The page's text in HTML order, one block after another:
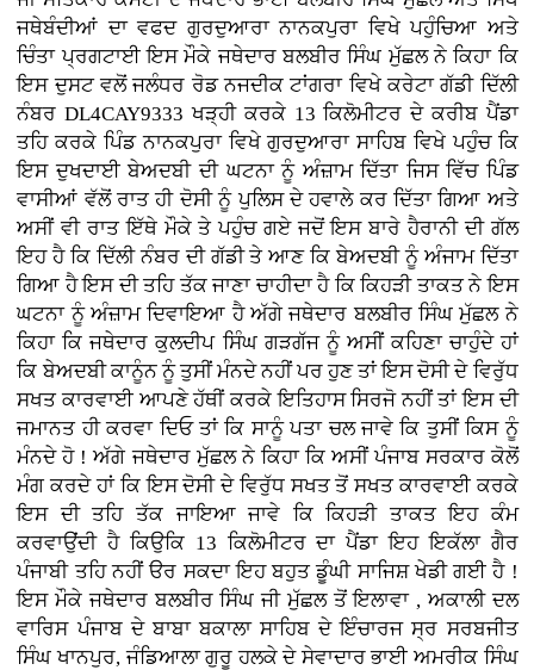
ਜਥੇਬੰਦੀਆਂ ਦਾ ਵਫਦ ਗੁਰਦੁਆਰਾ ਨਾਨਕਪੁਰਾ ਵਿਖੇ ਪਹੁੰਚਿਆ ਅਤੇ
ਚਿੰਤਾ ਪ੍ਰਗਟਾਈ ਇਸ ਮੌਕੇ ਜਥੇਦਾਰ ਬਲਬੀਰ ਸਿੰਘ ਮੁੱਛਲ ਨੇ ਕਿਹਾ ਕਿ
ਇਸ ਦੁਸਟ ਵਲੋਂ ਜਲੰਧਰ ਰੋਡ ਨਜਦੀਕ ਟਾਂਗਰਾ ਵਿਖੇ ਕਰੇਟਾ ਗੱਡੀ ਦਿੱਲੀ
ਨੰਬਰ DL4CAY9333 ਖੜ੍ਹੀ ਕਰਕੇ 13 ਕਿਲੋਮੀਟਰ ਦੇ ਕਰੀਬ ਪੈਂਡਾ
ਤਹਿ ਕਰਕੇ ਪਿੰਡ ਨਾਨਕਪੁਰਾ ਵਿਖੇ ਗੁਰਦੁਆਰਾ ਸਾਹਿਬ ਵਿਖੇ ਪਹੁੰਚ ਕਿ
ਇਸ ਦੁਖਦਾਈ ਬੇਅਦਬੀ ਦੀ ਘਟਨਾ ਨੂੰ ਅੰਜ਼ਾਮ ਦਿੱਤਾ ਜਿਸ ਵਿੱਚ ਪਿੰਡ
ਵਾਸੀਆਂ ਵੱਲੋਂ ਰਾਤ ਹੀ ਦੋਸੀ ਨੂੰ ਪੁਲਿਸ ਦੇ ਹਵਾਲੇ ਕਰ ਦਿੱਤਾ ਗਿਆ ਅਤੇ
ਅਸੀਂ ਵੀ ਰਾਤ ਇੱਥੇ ਮੌਕੇ ਤੇ ਪਹੁੰਚ ਗਏ ਜਦੋਂ ਇਸ ਬਾਰੇ ਹੈਰਾਨੀ ਦੀ ਗੱਲ
ਇਹ ਹੈ ਕਿ ਦਿੱਲੀ ਨੰਬਰ ਦੀ ਗੱਡੀ ਤੇ ਆਣ ਕਿ ਬੇਅਦਬੀ ਨੂੰ ਅੰਜਾਮ ਦਿੱਤਾ
ਗਿਆ ਹੈ ਇਸ ਦੀ ਤਹਿ ਤੱਕ ਜਾਣਾ ਚਾਹੀਦਾ ਹੈ ਕਿ ਕਿਹੜੀ ਤਾਕਤ ਨੇ ਇਸ
ਘਟਨਾ ਨੂੰ ਅੰਜ਼ਾਮ ਦਿਵਾਇਆ ਹੈ ਅੱਗੇ ਜਥੇਦਾਰ ਬਲਬੀਰ ਸਿੰਘ ਮੁੱਛਲ ਨੇ
ਕਿਹਾ ਕਿ ਜਥੇਦਾਰ ਕੁਲਦੀਪ ਸਿੰਘ ਗੜਗੱਜ ਨੂੰ ਅਸੀਂ ਕਹਿਣਾ ਚਾਹੁੰਦੇ ਹਾਂ
ਕਿ ਬੇਅਦਬੀ ਕਾਨੂੰਨ ਨੂੰ ਤੁਸੀਂ ਮੰਨਦੇ ਨਹੀਂ ਪਰ ਹੁਣ ਤਾਂ ਇਸ ਦੋਸੀ ਦੇ ਵਿਰੁੱਧ
ਸਖਤ ਕਾਰਵਾਈ ਆਪਣੇ ਹੱਥੀਂ ਕਰਕੇ ਇਤਿਹਾਸ ਸਿਰਜੋ ਨਹੀਂ ਤਾਂ ਇਸ ਦੀ
ਜਮਾਨਤ ਹੀ ਕਰਵਾ ਦਿਓ ਤਾਂ ਕਿ ਸਾਨੂੰ ਪਤਾ ਚਲ ਜਾਵੇ ਕਿ ਤੁਸੀਂ ਕਿਸ ਨੂੰ
ਮੰਨਦੇ ਹੋ ! ਅੱਗੇ ਜਥੇਦਾਰ ਮੁੱਛਲ ਨੇ ਕਿਹਾ ਕਿ ਅਸੀਂ ਪੰਜਾਬ ਸਰਕਾਰ ਕੋਲੋਂ
ਮੰਗ ਕਰਦੇ ਹਾਂ ਕਿ ਇਸ ਦੋਸੀ ਦੇ ਵਿਰੁੱਧ ਸਖਤ ਤੋਂ ਸਖਤ ਕਾਰਵਾਈ ਕਰਕੇ
ਇਸ ਦੀ ਤਹਿ ਤੱਕ ਜਾਇਆ ਜਾਵੇ ਕਿ ਕਿਹੜੀ ਤਾਕਤ ਇਹ ਕੰਮ
ਕਰਵਾਉਂਦੀ ਹੈ ਕਿਉਕਿ 13 ਕਿਲੋਮੀਟਰ ਦਾ ਪੈਂਡਾ ਇਹ ਇਕੱਲਾ ਗੈਰ
ਪੰਜਾਬੀ ਤਹਿ ਨਹੀਂ ੳਰ ਸਕਦਾ ਇਹ ਬਹੁਤ ਡੂੰਘੀ ਸਾਜਿਸ਼ ਖੇਡੀ ਗਈ ਹੈ !
ਇਸ ਮੌਕੇ ਜਥੇਦਾਰ ਬਲਬੀਰ ਸਿੰਘ ਜੀ ਮੁੱਛਲ ਤੋਂ ਇਲਾਵਾ , ਅਕਾਲੀ ਦਲ
ਵਾਰਿਸ ਪੰਜਾਬ ਦੇ ਬਾਬਾ ਬਕਾਲਾ ਸਾਹਿਬ ਦੇ ਇੰਚਾਰਜ ਸ੍ਰ ਸਰਬਜੀਤ
ਸਿੰਘ ਖਾਨਪੁਰ, ਜੰਡਿਆਲਾ ਗੁਰੂ ਹਲਕੇ ਦੇ ਸੇਵਾਦਾਰ ਭਾਈ ਅਮਰੀਕ ਸਿੰਘ